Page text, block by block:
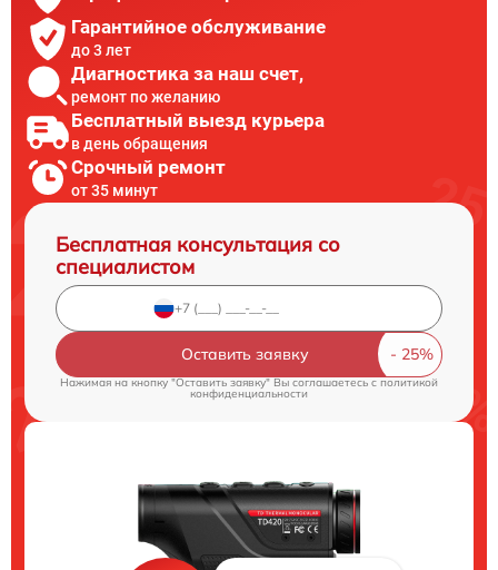
Гарантийное обслуживание
до 3 лет
Диагностика за наш счет,
ремонт по желанию
Бесплатный выезд курьера
в день обращения
Срочный ремонт
от 35 минут
Бесплатная консультация со
специалистом
Оставить заявку
Нажимая на кнопку "Оставить заявку" Вы соглашаетесь cполитикой
конфиденциальности